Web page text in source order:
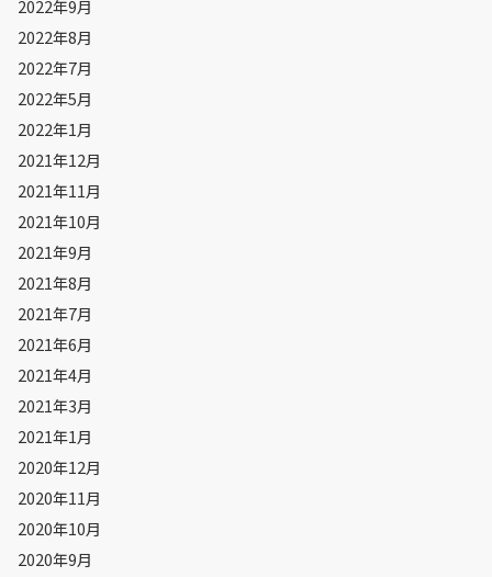
2022年9月
2022年8月
2022年7月
2022年5月
2022年1月
2021年12月
2021年11月
2021年10月
2021年9月
2021年8月
2021年7月
2021年6月
2021年4月
2021年3月
2021年1月
2020年12月
2020年11月
2020年10月
2020年9月